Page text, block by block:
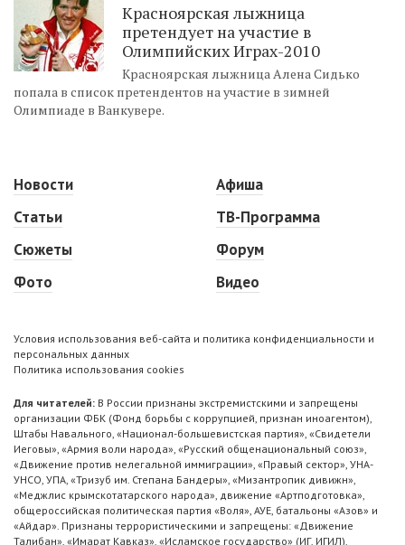
Красноярская лыжница
претендует на участие в
Олимпийских Играх-2010
Красноярская лыжница Алена Сидько
попала в список претендентов на участие в зимней
Олимпиаде в Ванкувере.
Новости
Статьи
Сюжеты
Фото
Афиша
ТВ-Программа
Форум
Видео
Условия использования веб-сайта и политика конфиденциальности и
персональных данных
Политика использования cookies
Для читателей: В России признаны экстремистскими и запрещены
организации ФБК (Фонд борьбы с коррупцией, признан иноагентом),
Штабы Навального, «Национал-большевистская партия», «Свидетели
Иеговы», «Армия воли народа», «Русский общенациональный союз»,
«Движение против нелегальной иммиграции», «Правый сектор», УНА-
УНСО, УПА, «Тризуб им. Степана Бандеры», «Мизантропик дивижн»,
«Меджлис крымскотатарского народа», движение «Артподготовка»,
общероссийская политическая партия «Воля», АУЕ, батальоны «Азов» и
«Айдар». Признаны террористическими и запрещены: «Движение
Талибан», «Имарат Кавказ», «Исламское государство» (ИГ, ИГИЛ),